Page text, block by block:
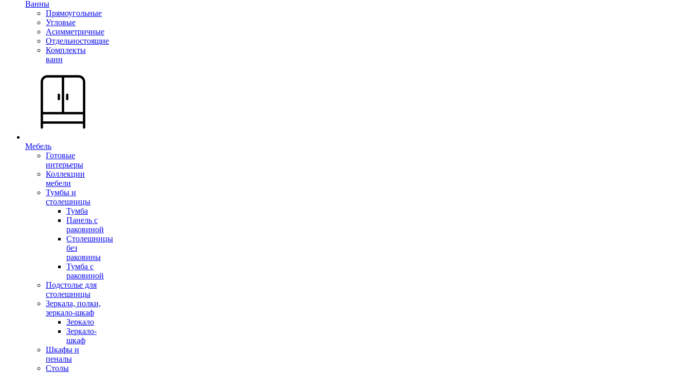
Ванны
Прямоугольные
Угловые
Асимметричные
Отдельностоящие
Комплекты
ванн
Мебель
Готовые
интерьеры
Коллекции
мебели
Тумбы и
столешницы
Тумба
Панель с
раковиной
Столешницы
без
раковины
Тумба с
раковиной
Подстолье для
столешницы
Зеркала, полки,
зеркало-шкаф
Зеркало
Зеркало-
шкаф
Шкафы и
пеналы
Столы